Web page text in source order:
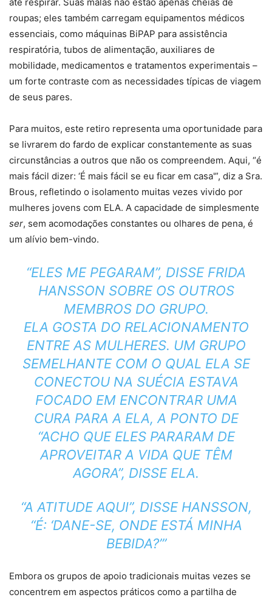
roupas; eles também carregam equipamentos médicos
essenciais, como máquinas BiPAP para assistência
respiratória, tubos de alimentação, auxiliares de
mobilidade, medicamentos e tratamentos experimentais –
um forte contraste com as necessidades típicas de viagem
de seus pares.
Para muitos, este retiro representa uma oportunidade para
se livrarem do fardo de explicar constantemente as suas
circunstâncias a outros que não os compreendem. Aqui, “é
mais fácil dizer: ‘É mais fácil se eu ficar em casa'”, diz a Sra.
Brous, refletindo o isolamento muitas vezes vivido por
mulheres jovens com ELA. A capacidade de simplesmente
ser, sem acomodações constantes ou olhares de pena, é
um alívio bem-vindo.
“ELES ME PEGARAM”, DISSE FRIDA
HANSSON SOBRE OS OUTROS
MEMBROS DO GRUPO.
ELA GOSTA DO RELACIONAMENTO
ENTRE AS MULHERES. UM GRUPO
SEMELHANTE COM O QUAL ELA SE
CONECTOU NA SUÉCIA ESTAVA
FOCADO EM ENCONTRAR UMA
CURA PARA A ELA, A PONTO DE
“ACHO QUE ELES PARARAM DE
APROVEITAR A VIDA QUE TÊM
AGORA”, DISSE ELA.
“A ATITUDE AQUI”, DISSE HANSSON,
“É: ‘DANE-SE, ONDE ESTÁ MINHA
BEBIDA?’”
Embora os grupos de apoio tradicionais muitas vezes se
concentrem em aspectos práticos como a partilha de